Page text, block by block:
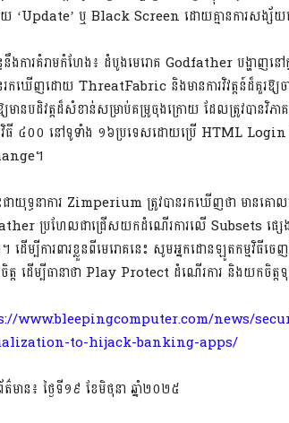
ាយ ‘Update’ ឬ Black Screen ដោយគ្មានការសង្ស័យ
ធនឹងការគំរាមកំហែង៖ ដំបូងមេរោគ​ Godfather បង្ហា
រកឃើញដោយ ThreatFabric និងមានការវិវត្តន៍ដ៏គួរឱ្
យមានបដិវត្តដ៏សំខាន់សម្រាប់គម្រូចុងក្រោយ ដែលត្រូវប
វិធី ៤០០ នៅទូទាំង ១៦ប្រទេសដោយប្រើ HTML Login
។
ាយុទ្ធនាការ Zimperium ត្រូវបានរកឃើញថា មានគោលដ
ប្រហែលជាជ្រើសយកដំណើរការលើ Subsets ផ្សេ
ដើម្បីការពារខ្លួនពីមេរោគនេះ សូមអ្នកដោនឡូតកម្
ត្ត ដើម្បីធានាថា Play Protect ដំណើរការ និងយកចិត្ត
www.bleepingcomputer.com/news/
to-hijack-banking-apps/
មាន៖ ថ្ងៃទី១៩ ខែមិថុនា ឆ្នាំ២០២៥